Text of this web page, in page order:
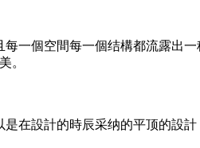
一個空間每一個结構都流露出
。
在設計的時辰采纳的平顶的設